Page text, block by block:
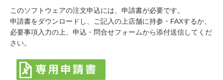
このソフトウェアの注文申込には、申請書が必要です。
申請書をダウンロードし、ご記入の上店舗に持参・FAXするか、
必要事項入力の上、申込・問合せフォームから添付送信してくだ
さい。